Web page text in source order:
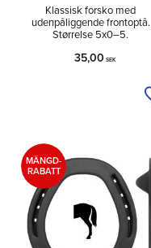
Klassisk forsko med
udenpåliggende frontoptå.
Størrelse 5x0–5.
35,00 SEK
MÄNGD-
RABATT